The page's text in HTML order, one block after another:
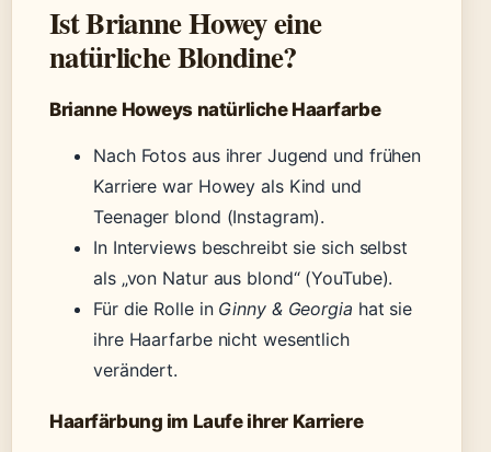
Ist Brianne Howey eine
natürliche Blondine?
Brianne Howeys natürliche Haarfarbe
Nach Fotos aus ihrer Jugend und frühen
Karriere war Howey als Kind und
Teenager blond (Instagram).
In Interviews beschreibt sie sich selbst
als „von Natur aus blond“ (YouTube).
Für die Rolle in Ginny & Georgia hat sie
ihre Haarfarbe nicht wesentlich
verändert.
Haarfärbung im Laufe ihrer Karriere